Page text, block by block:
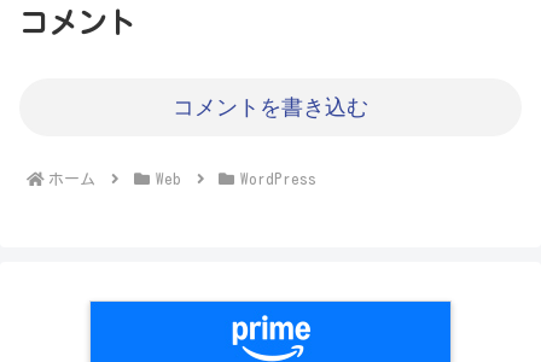
コメント
コメントを書き込む
ホーム Web WordPress